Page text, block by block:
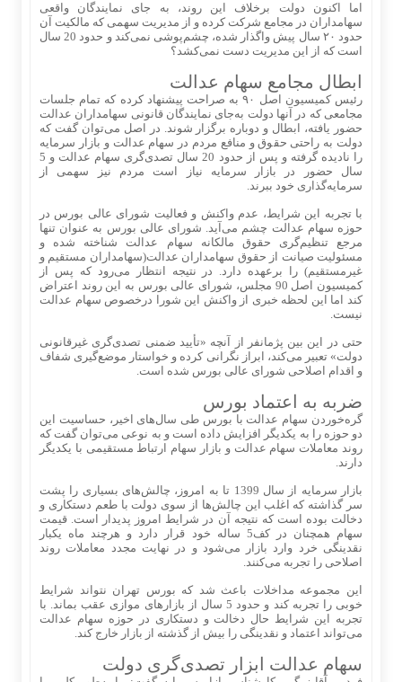
اما اکنون دولت برخلاف این روند، به جای نمایندگان واقعی
سهامداران در مجامع شرکت کرده و از مدیریت سهمی که مالکیت آن
حدود ۲۰ سال پیش واگذار شده، چشم‌پوشی نمی‌کند و حدود 20 سال
است که از این مدیریت دست نمی‌کشد؟
ابطال مجامع سهام عدالت
رئیس کمیسیون اصل ۹۰ به صراحت پیشنهاد کرده که تمام جلسات
مجامعی که در آنها دولت به‌جای نمایندگان قانونی سهامداران عدالت
حضور یافته، ابطال و دوباره برگزار شوند. در اصل می‌توان گفت که
دولت به راحتی حقوق و منافع مردم در سهام عدالت و بازار سرمایه
را نادیده گرفته و پس از حدود 20 سال تصدی‌گری سهام عدالت و 5
سال حضور در بازار سرمایه نیاز است مردم نیز سهمی از
سرمایه‌گذاری خود ببرند.
با تجربه این شرایط، عدم واکنش و فعالیت شورای عالی بورس در
حوزه سهام عدالت چشم می‌آید. شورای عالی بورس به عنوان تنها
مرجع تنظیم‌گری حقوق مالکانه سهام عدالت شناخته شده و
مسئولیت صیانت از حقوق سهامداران عدالت(سهامداران مستقیم و
غیرمستقیم) را برعهده دارد. در نتیجه انتظار می‌رود که پس از
کمیسیون اصل 90 مجلس، شورای عالی بورس به این روند اعتراض
کند اما این لحظه خبری از واکنش این شورا درخصوص سهام عدالت
نیست.
حتی در این بین پژمانفر از آنچه «تأیید ضمنی تصدی‌گری غیرقانونی
دولت» تعبیر می‌کند، ابراز نگرانی کرده و خواستار موضع‌گیری شفاف
و اقدام اصلاحی شورای عالی بورس شده است.
ضربه به اعتماد بورس
گره‌خوردن سهام عدالت با بورس طی سال‌های اخیر، حساسیت این
دو حوزه را به یکدیگر افزایش داده است و به نوعی می‌توان گفت که
روند معاملات سهام عدالت و بازار سهام ارتباط مستقیمی با یکدیگر
دارند.
بازار سرمایه از سال 1399 تا به امروز، چالش‌های بسیاری را پشت
سر گذاشته که اغلب این چالش‌ها از سوی دولت با طعم دستکاری و
دخالت بوده است که نتیجه آن در شرایط امروز پدیدار است. قیمت
سهام همچنان در کف5 ساله خود قرار دارد و هرچند ماه یکبار
نقدینگی خرد وارد بازار می‌‌شود و در نهایت مجدد معاملات روند
اصلاحی را تجربه می‌کنند.
این مجموعه مداخلات باعث شد که بورس تهران نتواند شرایط
خوبی را تجربه کند و حدود 5 سال از بازارهای موازی عقب بماند. با
تجربه این شرایط حال دخالت و دستکاری در حوزه سهام عدالت
می‌تواند اعتماد و نقدینگی را بیش از گذشته از بازار خارج کند.
سهام عدالت ابزار تصدی‌گری دولت